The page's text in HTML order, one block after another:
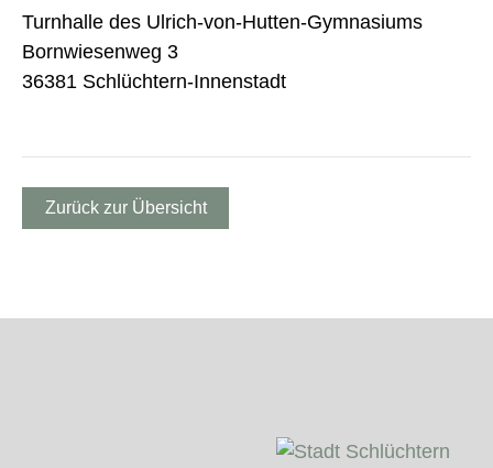
Turnhalle des Ulrich-von-Hutten-Gymnasiums
Bornwiesenweg 3
36381 Schlüchtern-Innenstadt
Zurück zur Übersicht